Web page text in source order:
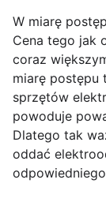
W miarę
Cena tego jak
coraz
miarę postępu
sprzętów
powoduje
Dlatego tak
oddać